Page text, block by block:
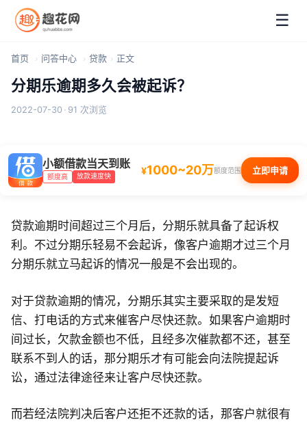
☰
首页 问答中心 贷款 正文
分期乐逾期多久会被起诉？
2022-07-30 · 91 次浏览
小额借款当天到账
额度高 放款速度快 ¥1000~20万额度范围 立即申请
贷款逾期时间超过三个月后，分期乐就具备了起诉权
利。不过分期乐轻易不会起诉，像客户逾期才过三个月
分期乐就立马起诉的情况一般是不会出现的。
对于贷款逾期的情况，分期乐其实主要采取的是发短
信、打电话的方式来催客户尽快还款。如果客户逾期时
间过长，欠款金额也不低，且经多次催款都不还，甚至
联系不到人的话，那分期乐才有可能会向法院提起诉
讼，通过法律途径来让客户尽快还款。
而若经法院判决后客户还拒不还款的话，那客户就很有